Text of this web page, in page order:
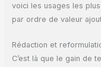
voici les usages les
par ordre de valeur
Rédaction et
C’est là que le gain de